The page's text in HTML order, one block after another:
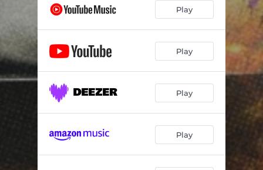
No Soy Tuyo
Mama 02:44
Te Toco Llorar
A Mi Manera 05:43
Play
Play
Play
Play